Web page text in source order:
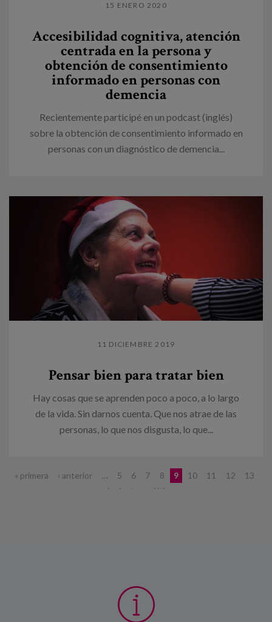
15 ENERO 2020
Accesibilidad cognitiva, atención
centrada en la persona y
obtención de consentimiento
informado en personas con
demencia
Recientemente participé en un podcast (inglés)
sobre la obtención de consentimiento informado en
personas con un diagnóstico de demencia...
11 DICIEMBRE 2019
Pensar bien para tratar bien
Hay cosas que se aprenden poco a poco, a lo largo
de la vida. Sin darnos cuenta. Que nos atrae de las
personas, lo que nos disgusta, lo que...
Páginas
« primera ‹ anterior … 5 6 7 8 9 10 11 12
13
siguiente › última »